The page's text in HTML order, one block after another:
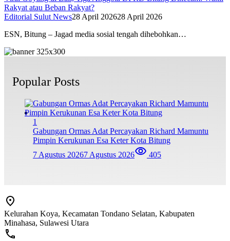
Rakyat atau Beban Rakyat?
Editorial Sulut News28 April 202628 April 2026
ESN, Bitung – Jagad media sosial tengah dihebohkan…
Popular Posts
1
Gabungan Ormas Adat Percayakan Richard Mamuntu
Pimpin Kerukunan Esa Keter Kota Bitung
7 Agustus 20267 Agustus 2026 405
Kelurahan Koya, Kecamatan Tondano Selatan, Kabupaten
Minahasa, Sulawesi Utara